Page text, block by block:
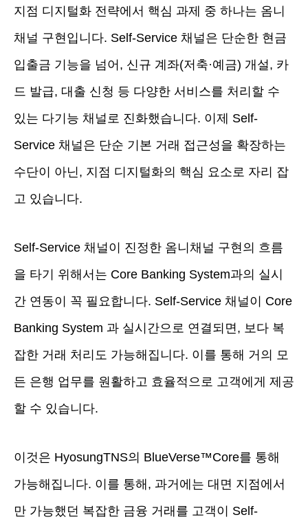
지점 디지털화 전략에서 핵심 과제 중 하나는 옴니
채널 구현입니다. Self-Service 채널은 단순한 현금
입출금 기능을 넘어, 신규 계좌(저축·예금) 개설, 카
드 발급, 대출 신청 등 다양한 서비스를 처리할 수
있는 다기능 채널로 진화했습니다. 이제 Self-
Service 채널은 단순 기본 거래 접근성을 확장하는
수단이 아닌, 지점 디지털화의 핵심 요소로 자리 잡
고 있습니다.
Self-Service 채널이 진정한 옴니채널 구현의 흐름
을 타기 위해서는 Core Banking System과의 실시
간 연동이 꼭 필요합니다. Self-Service 채널이 Core
Banking System 과 실시간으로 연결되면, 보다 복
잡한 거래 처리도 가능해집니다. 이를 통해 거의 모
든 은행 업무를 원활하고 효율적으로 고객에게 제공
할 수 있습니다.
이것은 HyosungTNS의 BlueVerse™Core를 통해
가능해집니다. 이를 통해, 과거에는 대면 지점에서
만 가능했던 복잡한 금융 거래를 고객이 Self-